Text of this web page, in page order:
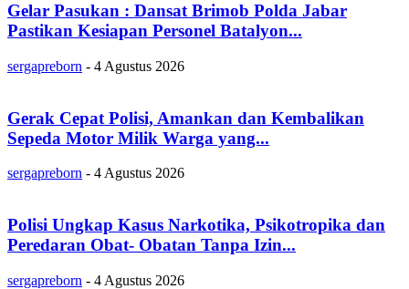
Gelar Pasukan : Dansat Brimob Polda Jabar
Pastikan Kesiapan Personel Batalyon...
sergapreborn - 4 Agustus 2026
Gerak Cepat Polisi, Amankan dan Kembalikan
Sepeda Motor Milik Warga yang...
sergapreborn - 4 Agustus 2026
Polisi Ungkap Kasus Narkotika, Psikotropika dan
Peredaran Obat- Obatan Tanpa Izin...
sergapreborn - 4 Agustus 2026